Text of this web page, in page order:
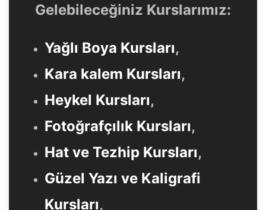
Gelebileceğiniz Kurslarımız:
Yağlı Boya Kursları,
Kara kalem Kursları,
Heykel Kursları,
Fotoğrafçılık Kursları,
Hat ve Tezhip Kursları,
Güzel Yazı ve Kaligrafi
Kursları,